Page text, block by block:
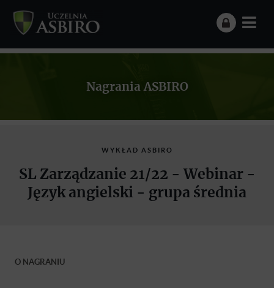
Nagrania ASBIRO
WYKŁAD ASBIRO
SL Zarządzanie 21/22 - Webinar -
Język angielski - grupa średnia
O NAGRANIU